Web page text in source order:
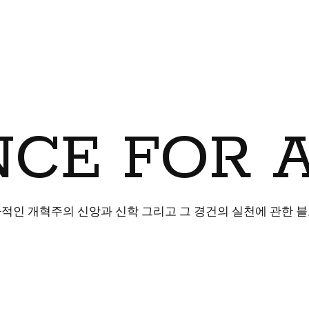
FOR
인 개혁주의 신앙과 신학 그리고 그 경건의 실천에 관한